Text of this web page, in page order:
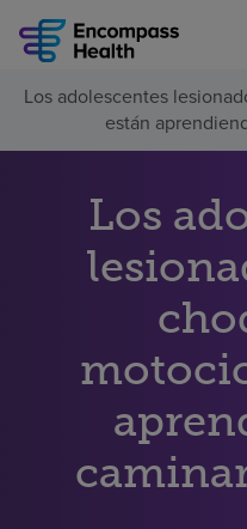
Encuentre
Por qué debe elegirnos
Servicios de rehabilitación
Pacientes y cuidadores
Recursos de salud
Los adolescentes
están
Los